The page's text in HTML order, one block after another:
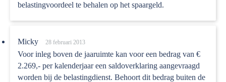
belastingvoordeel te behalen op het spaargeld.
Micky 28 februari 2013
Voor inleg boven de jaaruimte kan voor een bedrag van €
2.269,- per kalenderjaar een saldoverklaring aangevraagd
worden bij de belastingdienst. Behoort dit bedrag buiten de